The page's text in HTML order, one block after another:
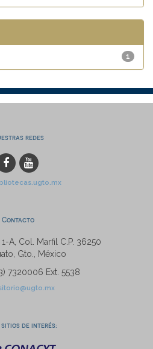
1
redes
Contacto
A, Col. Marfil C.P. 36250
Gto., México
7320006 Ext. 5538
de interés: